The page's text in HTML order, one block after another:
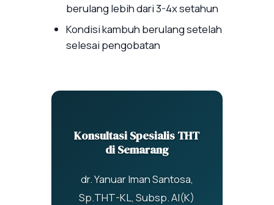
berulang lebih dari 3-4x setahun
Kondisi kambuh berulang setelah
selesai pengobatan
Konsultasi Spesialis THT
di Semarang
dr. Yanuar Iman Santosa,
Sp.THT-KL, Subsp. AI(K)